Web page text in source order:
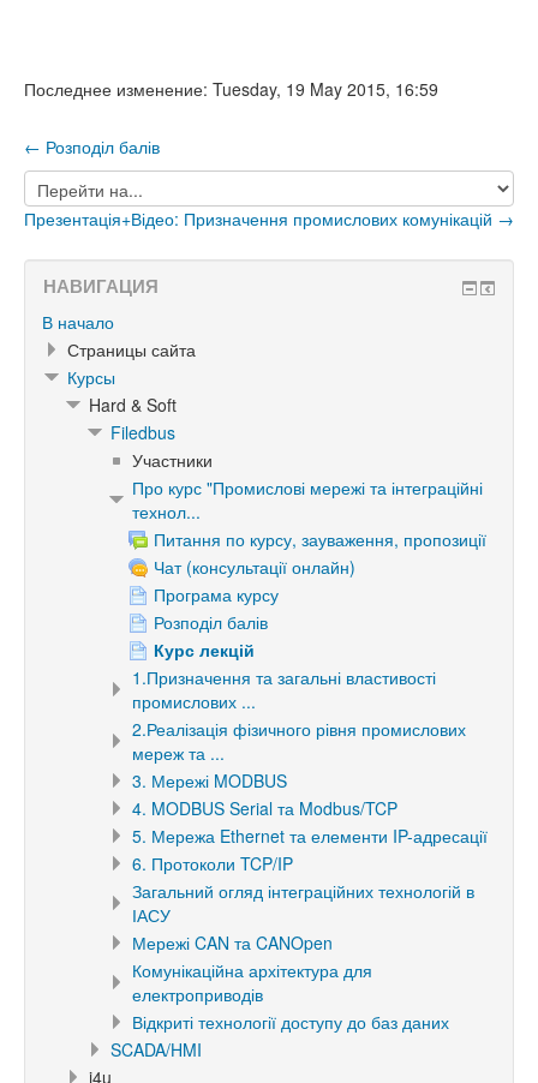
Последнее изменение: Tuesday, 19 May 2015, 16:59
← Розподіл балів
Перейти
на...
Презентація+Відео: Призначення промислових комунікацій →
НАВИГАЦИЯ
В начало
Страницы сайта
Курсы
Hard & Soft
Filedbus
Участники
Про курс "Промислові мережі та інтеграційні
технол...
Питання по курсу, зауваження, пропозиції
Чат (консультації онлайн)
Програма курсу
Розподіл балів
Курс лекцій
1.Призначення та загальні властивості
промислових ...
2.Реалізація фізичного рівня промислових
мереж та ...
3. Мережі MODBUS
4. MODBUS Serial та Modbus/TCP
5. Мережа Ethernet та елементи IP-адресації
6. Протоколи TCP/IP
Загальний огляд інтеграційних технологій в
ІАСУ
Мережі CAN та CANOpen
Комунікаційна архітектура для
електроприводів
Відкриті технології доступу до баз даних
SCADA/HMI
i4u